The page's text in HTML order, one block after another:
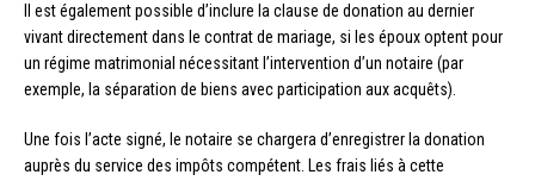
Il est également possible d’inclure la clause de donation au dernier
vivant directement dans le contrat de mariage, si les époux optent pour
un régime matrimonial nécessitant l’intervention d’un notaire (par
exemple, la séparation de biens avec participation aux acquêts).
Une fois l’acte signé, le notaire se chargera d’enregistrer la donation
auprès du service des impôts compétent. Les frais liés à cette